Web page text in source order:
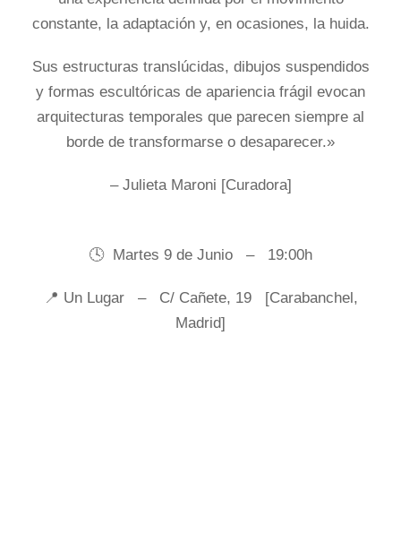
constante, la adaptación y, en ocasiones, la huida.
Sus estructuras translúcidas, dibujos suspendidos
y formas escultóricas de apariencia frágil evocan
arquitecturas temporales que parecen siempre al
borde de transformarse o desaparecer.»
– Julieta Maroni [Curadora]
🕓 Martes 9 de Junio – 19:00h
📍 Un Lugar – C/ Cañete, 19 [Carabanchel,
Madrid]